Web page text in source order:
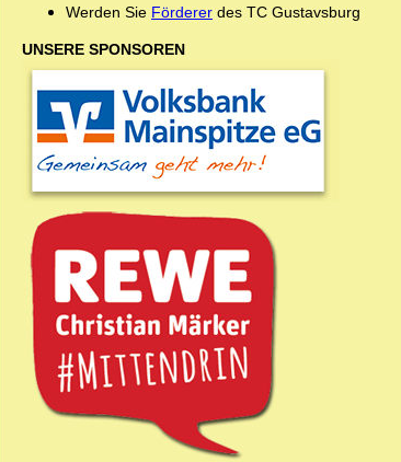
Werden Sie Förderer des TC Gustavsburg
UNSERE SPONSOREN